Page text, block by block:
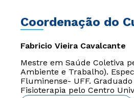
Coordenação do
Fabricio Vieira Cavalcante
Mestre em Saúde Coletiva
Ambiente e Trabalho).
Fluminense- UFF.
Fisioterapia pelo Centro